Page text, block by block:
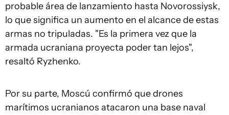
probable área de lanzamiento hasta Novorossiysk,
lo que significa un aumento en el alcance de estas
armas no tripuladas. "Es la primera vez que la
armada ucraniana proyecta poder tan lejos",
resaltó Ryzhenko.
Por su parte, Moscú confirmó que drones
marítimos ucranianos atacaron una base naval